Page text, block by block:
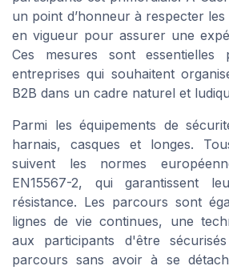
un point d’honneur à respecter
en vigueur pour assurer une
Ces mesures sont
entreprises qui souhaitent
B2B dans un cadre naturel et
Parmi les équipements de
harnais, casques et longes.
suivent les normes
EN15567-2, qui garantissent
résistance. Les parcours sont
lignes de vie continues, une
aux participants d'être
parcours sans avoir à se